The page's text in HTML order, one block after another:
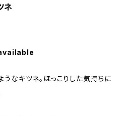
ネ
なキツネ。ほっこりした気持ちに